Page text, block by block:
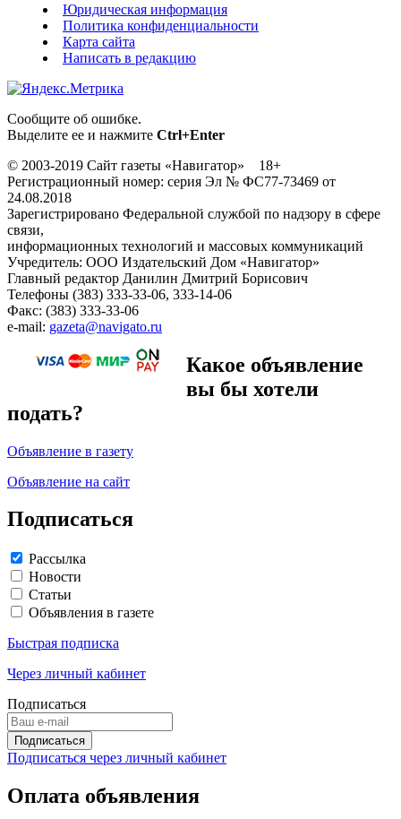
Юридическая информация
Политика конфиденциальности
Карта сайта
Написать в редакцию
Сообщите об ошибке.
Выделите ее и нажмите Ctrl+Enter
© 2003-2019 Сайт газеты «Навигатор» 18+
Регистрационный номер: серия Эл № ФС77-73469 от
24.08.2018
Зарегистрировано Федеральной службой по надзору в сфере
связи,
информационных технологий и массовых коммуникаций
Учредитель: ООО Издательский Дом «Навигатор»
Главный редактор Данилин Дмитрий Борисович
Телефоны (383) 333-33-06, 333-14-06
Факс: (383) 333-33-06
e-mail: gazeta@navigato.ru
Какое объявление
вы бы хотели
подать?
Объявление в газету
Объявление на сайт
Подписаться
Рассылка
Новости
Статьи
Объявления в газете
Быстрая подписка
Через личный кабинет
Подписаться
Подписаться через личный кабинет
Оплата объявления